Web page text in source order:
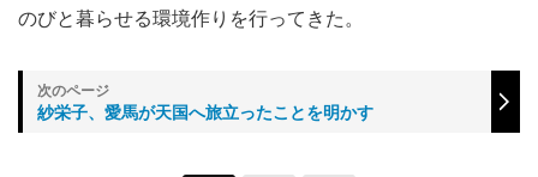
のびと暮らせる環境作りを行ってきた。
紗栄子、愛馬が天国へ旅立ったことを明かす